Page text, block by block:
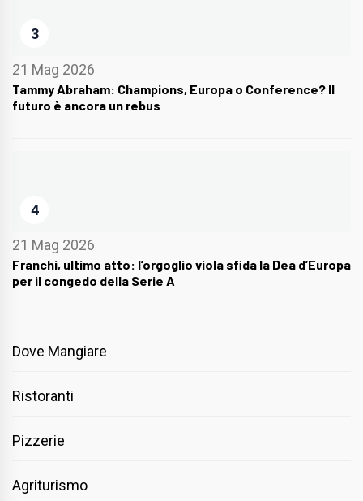
3
21 Mag 2026
Tammy Abraham: Champions, Europa o Conference? Il
futuro è ancora un rebus
4
21 Mag 2026
Franchi, ultimo atto: l’orgoglio viola sfida la Dea d’Europa
per il congedo della Serie A
Dove Mangiare
Ristoranti
Pizzerie
Agriturismo